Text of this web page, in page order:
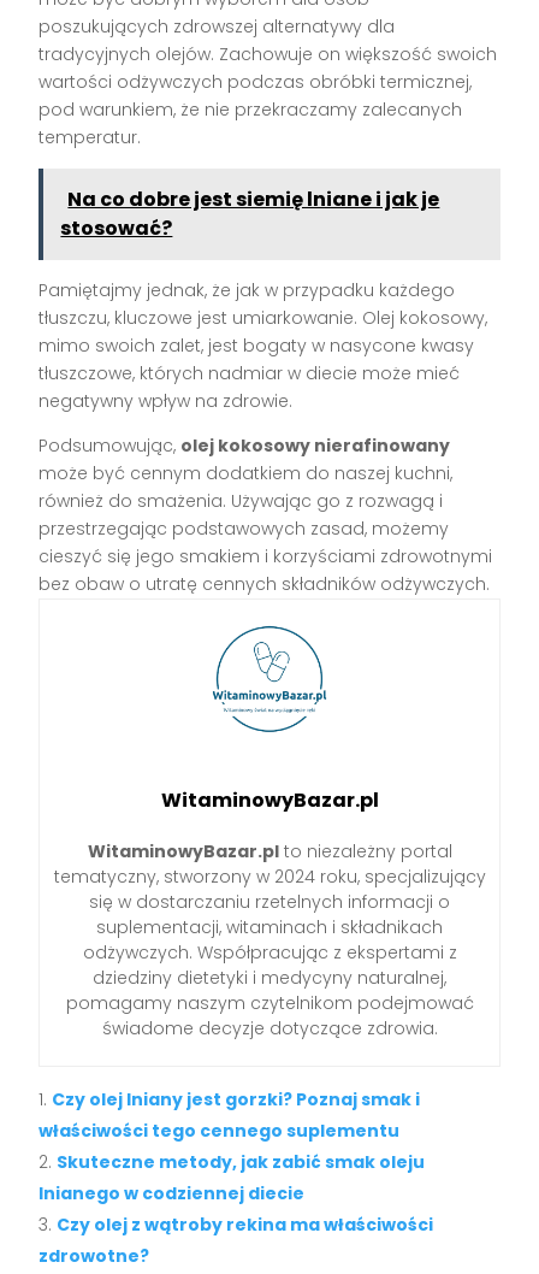
poszukujących zdrowszej alternatywy dla
tradycyjnych olejów. Zachowuje on większość swoich
wartości odżywczych podczas obróbki termicznej,
pod warunkiem, że nie przekraczamy zalecanych
temperatur.
Na co dobre jest siemię lniane i jak je
stosować?
Pamiętajmy jednak, że jak w przypadku każdego
tłuszczu, kluczowe jest umiarkowanie. Olej kokosowy,
mimo swoich zalet, jest bogaty w nasycone kwasy
tłuszczowe, których nadmiar w diecie może mieć
negatywny wpływ na zdrowie.
Podsumowując, olej kokosowy nierafinowany
może być cennym dodatkiem do naszej kuchni,
również do smażenia. Używając go z rozwagą i
przestrzegając podstawowych zasad, możemy
cieszyć się jego smakiem i korzyściami zdrowotnymi
bez obaw o utratę cennych składników odżywczych.
WitaminowyBazar.pl
WitaminowyBazar.plto niezależny portal
tematyczny, stworzony w 2024 roku, specjalizujący
się w dostarczaniu rzetelnych informacji o
suplementacji, witaminach i składnikach
odżywczych. Współpracując z ekspertami z
dziedziny dietetyki i medycyny naturalnej,
pomagamy naszym czytelnikom podejmować
świadome decyzje dotyczące zdrowia.
Czy olej lniany jest gorzki? Poznaj smak i
właściwości tego cennego suplementu
Skuteczne metody, jak zabić smak oleju
lnianego w codziennej diecie
Czy olej z wątroby rekina ma właściwości
zdrowotne?